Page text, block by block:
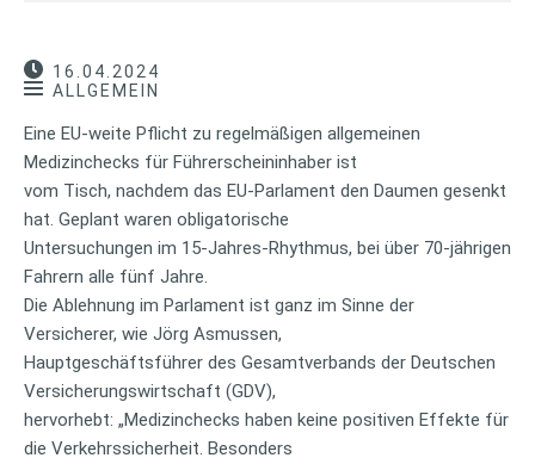
16.04.2024
ALLGEMEIN
Eine EU-weite Pflicht zu regelmäßigen allgemeinen
Medizinchecks für Führerscheininhaber ist
vom Tisch, nachdem das EU-Parlament den Daumen gesenkt
hat. Geplant waren obligatorische
Untersuchungen im 15-Jahres-Rhythmus, bei über 70-jährigen
Fahrern alle fünf Jahre.
Die Ablehnung im Parlament ist ganz im Sinne der
Versicherer, wie Jörg Asmussen,
Hauptgeschäftsführer des Gesamtverbands der Deutschen
Versicherungswirtschaft (GDV),
hervorhebt: „Medizinchecks haben keine positiven Effekte für
die Verkehrssicherheit. Besonders